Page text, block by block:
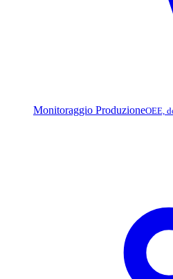
Monitoraggio ProduzioneOEE,